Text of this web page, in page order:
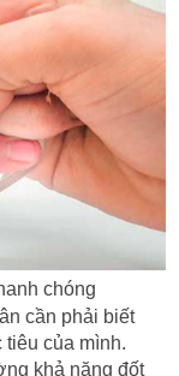
chóng
cần phải biết
của mình.
khả năng đốt